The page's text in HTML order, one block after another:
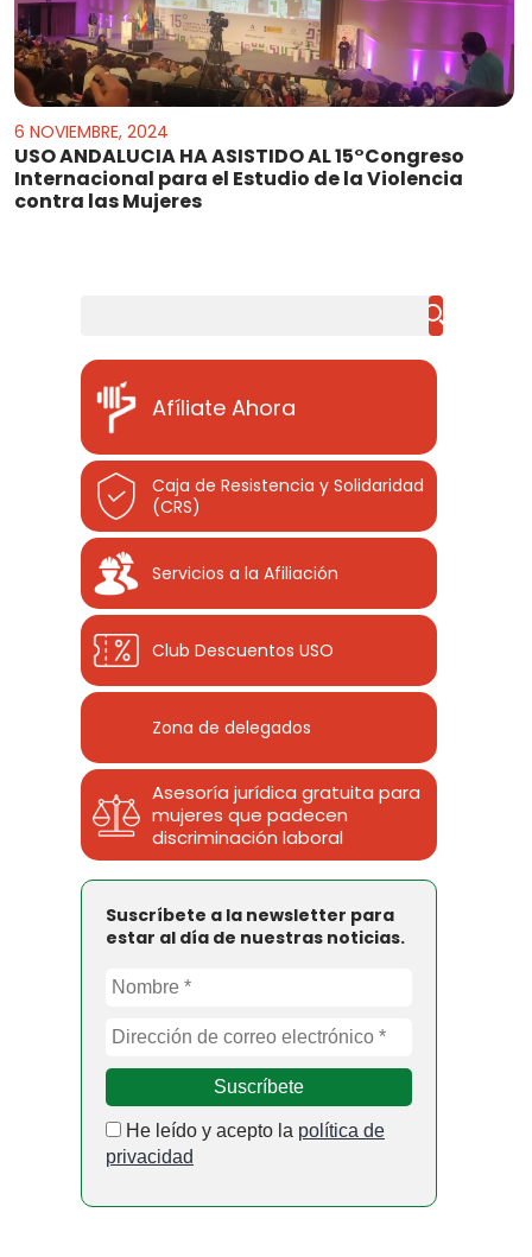
6 NOVIEMBRE, 2024
USO ANDALUCIA HA ASISTIDO AL 15°Congreso
Internacional para el Estudio de la Violencia
contra las Mujeres
Afíliate Ahora
Caja de Resistencia y Solidaridad
(CRS)
Servicios a la Afiliación
Club Descuentos USO
Zona de delegados
Asesoría jurídica gratuita para
mujeres que padecen
discriminación laboral
Suscríbete a la newsletter para
estar al día de nuestras noticias.
He leído y acepto la política de
privacidad